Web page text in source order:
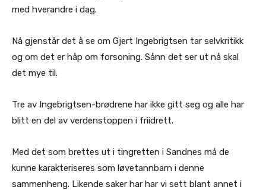
med hverandre i dag.
Nå gjenstår det å se om Gjert Ingebrigtsen tar selvkritikk
og om det er håp om forsoning. Sånn det ser ut nå skal
det mye til.
Tre av Ingebrigtsen-brødrene har ikke gitt seg og alle har
blitt en del av verdenstoppen i friidrett.
Med det som brettes ut i tingretten i Sandnes må de
kunne karakteriseres som løvetannbarn i denne
sammenheng. Likende saker har har vi sett blant annet i